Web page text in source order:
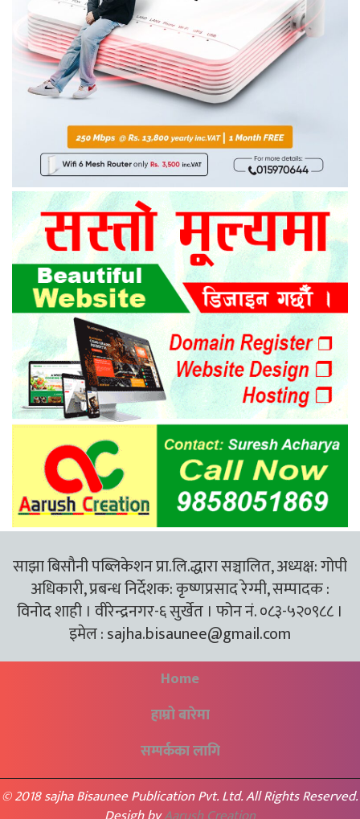
साझा बिसौनी पब्लिकेशन प्रा.लि.द्धारा सञ्चालित, अध्यक्ष: गोपी
अधिकारी, प्रबन्ध निर्देशक: कृष्णप्रसाद रेग्मी, सम्पादक :
विनोद शाही । वीरेन्द्रनगर-६ सुर्खेत । फोन नं. ०८३-५२०९८८ ।
इमेल :sajha.bisaunee@gmail.com
Home
हाम्रो बारेमा
सम्पर्कका लागि
© 2018 sajha Bisaunee Publication Pvt. Ltd. All Rights Reserved.